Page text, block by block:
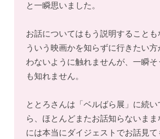
と一瞬思いました。
お話についてはもう説明すること
ういう映画かを知らずに行きたい
わないように触れませんが、一瞬
も知れません。
ととろさんは「ベルばら展」に続
ら、ほとんどまたお話知らないま
には本当にダイジェストでお話見